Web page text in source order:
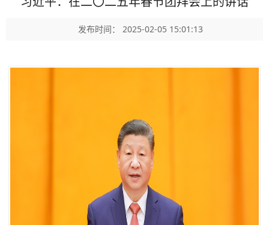
发布时间： 2025-02-05 15:01:13